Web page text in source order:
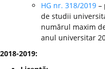
HG nr. 318/2019 –
de studii
numărul maxim
anul universitar
2018-2019: